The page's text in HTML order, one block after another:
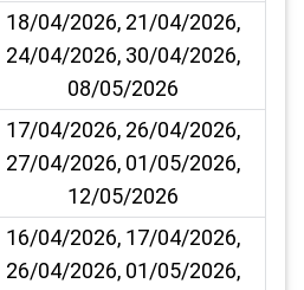
18/04/2026, 21/04/2026,
24/04/2026, 30/04/2026,
08/05/2026
17/04/2026, 26/04/2026,
27/04/2026, 01/05/2026,
12/05/2026
16/04/2026, 17/04/2026,
26/04/2026, 01/05/2026,